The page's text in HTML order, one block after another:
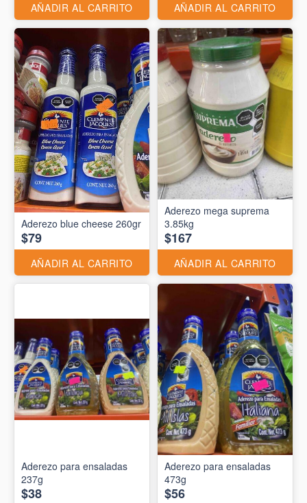
AÑADIR AL CARRITO AÑADIR AL CARRITO
Aderezo blue cheese 260gr
$79
AÑADIR AL CARRITO
Aderezo mega suprema
3.85kg
$167
AÑADIR AL CARRITO
Aderezo para ensaladas
237g
$38
Aderezo para ensaladas
473g
$56